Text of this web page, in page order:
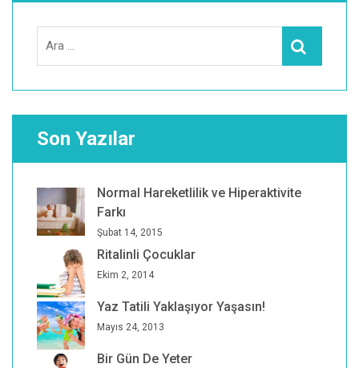
Ara
Son Yazılar
Normal Hareketlilik ve Hiperaktivite
Farkı
Şubat 14, 2015
Ritalinli Çocuklar
Ekim 2, 2014
Yaz Tatili Yaklaşıyor Yaşasın!
Mayıs 24, 2013
Bir Gün De Yeter